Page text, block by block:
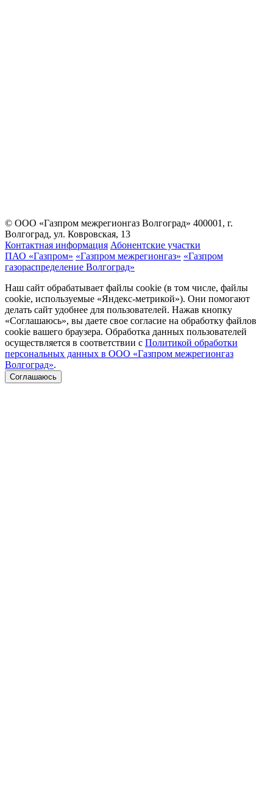
© ООО «Газпром межрегионгаз Волгоград» 400001, г.
Волгоград, ул. Ковровская, 13
Контактная информация Абонентские участки
ПАО «Газпром» «Газпром межрегионгаз» «Газпром
газораспределение Волгоград»
Наш сайт обрабатывает файлы cookie (в том числе, файлы
cookie, используемые «Яндекс-метрикой»). Они помогают
делать сайт удобнее для пользователей. Нажав кнопку
«Соглашаюсь», вы даете свое согласие на обработку файлов
cookie вашего браузера. Обработка данных пользователей
осуществляется в соответствии с Политикой обработки
персональных данных в ООО «Газпром межрегионгаз
Волгоград».
Соглашаюсь